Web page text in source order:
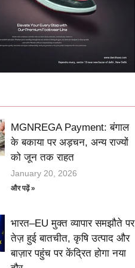
MGNREGA Payment: बंगाल
के बकाया पर अड़चन, अन्य राज्यों
को जून तक राहत
January 20, 2026
और पढ़ें »
भारत–EU मुक्त व्यापार समझौते पर
तेज़ हुई बातचीत, कृषि उत्पाद और
बाज़ार पहुंच पर केंद्रित होगा नया